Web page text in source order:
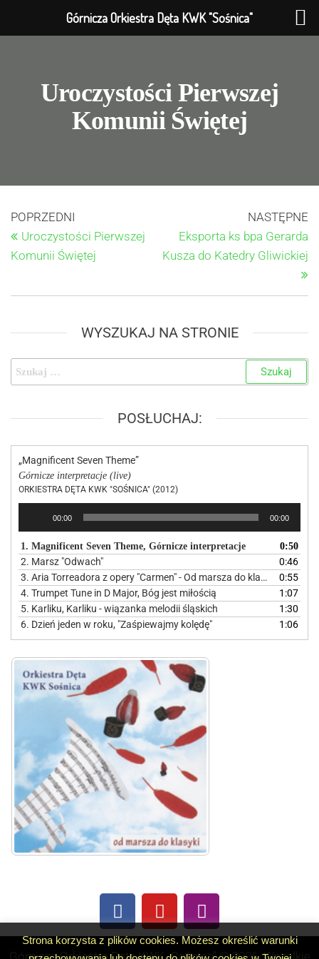
Uroczystości Pierwszej
Komunii Świętej
POPRZEDNI
Uroczystości Pierwszej
Komunii Świętej
NASTĘPNE
Eksporta ks bpa Gerarda
Kusza do Katedry Gliwickiej
WYSZUKAJ NA STRONIE
POSŁUCHAJ:
„Magnificent Seven Theme”
Górnicze interpretacje (live)
ORKIESTRA DĘTA KWK "SOŚNICA" (2012)
00:00 00:00
1. Magnificent Seven Theme, Górnicze interpretacje 0:50
2. Marsz "Odwach"
0:46
3. Aria Torreadora z opery "Carmen" - Od marsza do klasyki
0:55
4. Trumpet Tune in D Major, Bóg jest miłością
1:07
5. Karliku, Karliku - wiązanka melodii śląskich
1:30
6. Dzień jeden w roku, "Zaśpiewajmy kolędę"
1:06
Górnicza Orkiestra Dęta KWK „Sośnica” © 2026. Wszelkie
Strona korzysta z plików cookies. Możesz określić warunki
Górnicza Orkiestra Dęta KWK "Sośnica"